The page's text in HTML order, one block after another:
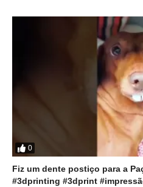
0
Fiz um dente postiço para a
#3dprinting #3dprint